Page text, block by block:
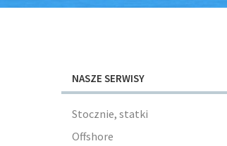
NASZE SERWISY
Stocznie, statki
Offshore